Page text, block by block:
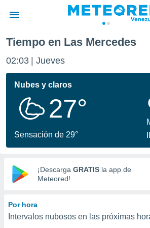
de
ha
calidad.
a este
las
y
digital
basada
Tiempo en Las Mercedes
02:03 Jueves
Nubes y claros
27°
Sensación de 29°
¡Descarga GRATIS la app de
Meteored!
Por hora
Intervalos nubosos en las próximas